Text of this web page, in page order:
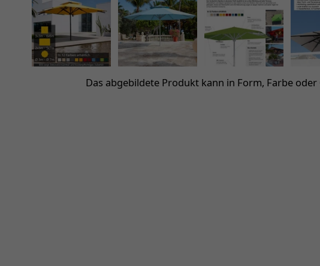
Das abgebildete Produkt kann in Form, Farbe